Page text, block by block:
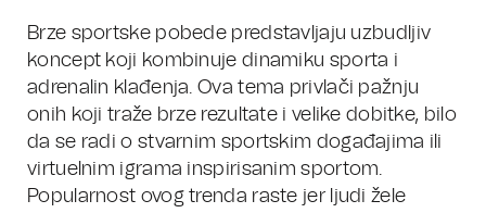
Brze sportske pobede predstavljaju uzbudljiv
koncept koji kombinuje dinamiku sporta i
adrenalin klađenja. Ova tema privlači pažnju
onih koji traže brze rezultate i velike dobitke, bilo
da se radi o stvarnim sportskim događajima ili
virtuelnim igrama inspirisanim sportom.
Popularnost ovog trenda raste jer ljudi žele